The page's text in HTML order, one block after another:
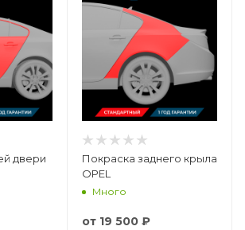
двери
Покраска заднего крыла
OPEL
Много
от 19 500 ₽